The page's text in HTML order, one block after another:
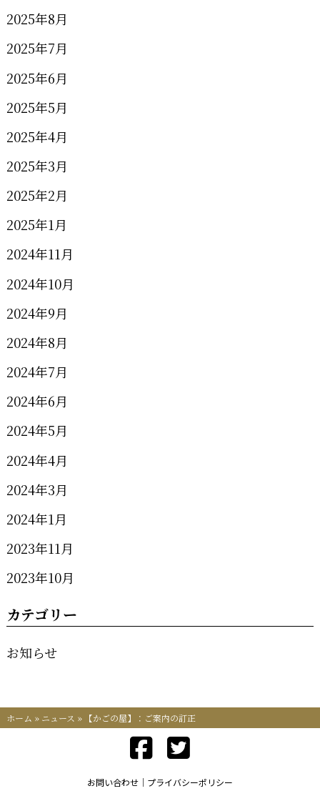
2025年8月
2025年7月
2025年6月
2025年5月
2025年4月
2025年3月
2025年2月
2025年1月
2024年11月
2024年10月
2024年9月
2024年8月
2024年7月
2024年6月
2024年5月
2024年4月
2024年3月
2024年1月
2023年11月
2023年10月
カテゴリー
お知らせ
ホーム » ニュース » 【かごの屋】：ご案内の訂正
お問い合わせ プライバシーポリシー